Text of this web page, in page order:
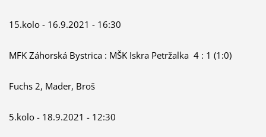
15.kolo - 16.9.2021 - 16:30
MFK Záhorská Bystrica : MŠK Iskra Petržalka 4 : 1 (1:0)
Fuchs 2, Mader, Broš
5.kolo - 18.9.2021 - 12:30